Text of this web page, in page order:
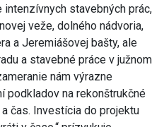
stavebných prác,
veže, dolného nádvoria,
a Jeremiášovej bašty, ale
a stavebné práce v južnom
nám výrazne
podkladov na rekonštrukčné
čas. Investícia do projektu